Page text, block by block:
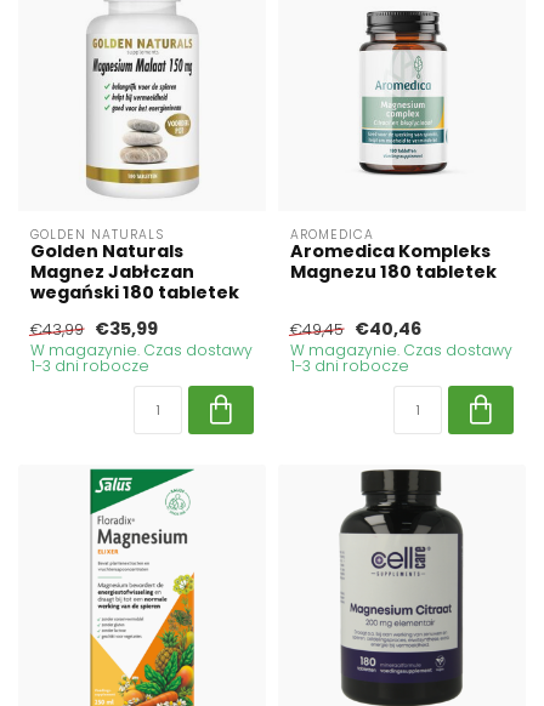
GOLDEN NATURALS
Golden Naturals
Magnez Jabłczan
wegański 180 tabletek
€43,99 €35,99
W magazynie. Czas dostawy
1-3 dni robocze
AROMEDICA
Aromedica Kompleks
Magnezu 180 tabletek
€49,45 €40,46
W magazynie. Czas dostawy
1-3 dni robocze